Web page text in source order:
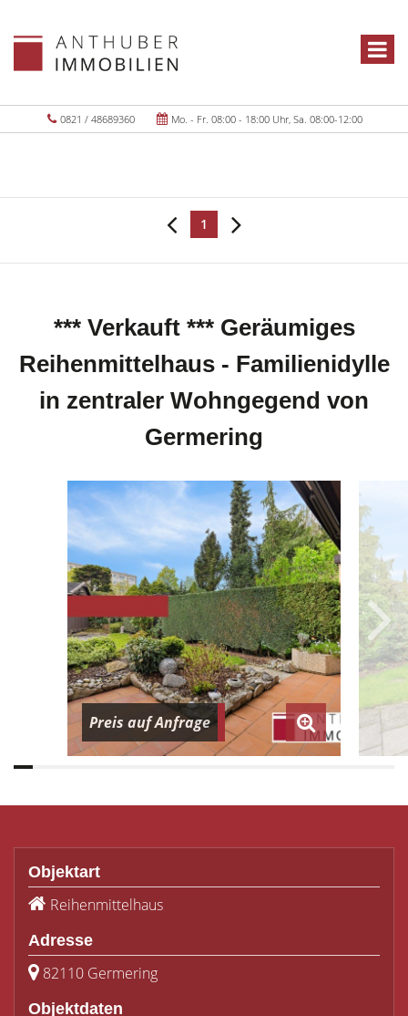
0821 / 48689360 Mo. - Fr. 08:00 - 18:00 Uhr, Sa. 08:00-12:00
1
*** Verkauft *** Geräumiges
Reihenmittelhaus - Familienidylle
in zentraler Wohngegend von
Germering
Preis auf Anfrage
Objektart
Reihenmittelhaus
Adresse
82110 Germering
Objektdaten